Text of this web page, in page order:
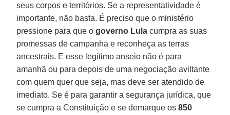
seus corpos e territórios. Se a representatividade é
importante, não basta. É preciso que o ministério
pressione para que ogoverno Lula cumpra as suas
promessas de campanha e reconheça as terras
ancestrais. E esse legítimo anseio não é para
amanhã ou para depois de uma negociação aviltante
com quem quer que seja, mas deve ser atendido de
imediato. Se é para garantir a segurança jurídica, que
se cumpra a Constituição e se demarque os850